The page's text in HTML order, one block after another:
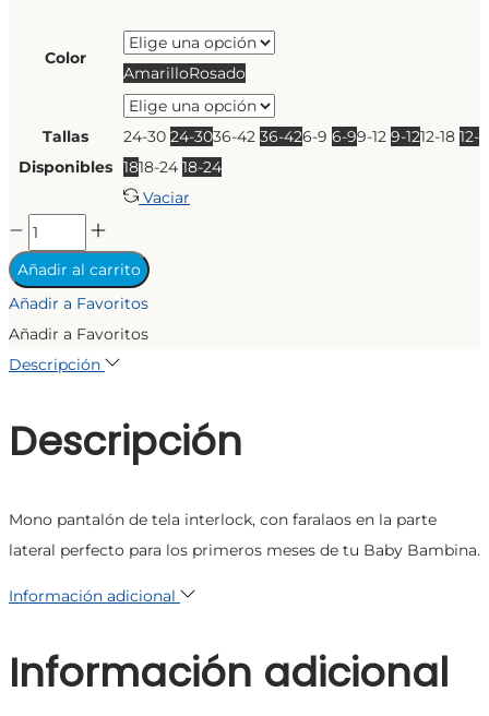
Color
AmarilloRosado
Tallas
Disponibles
24-30 24-3036-42 36-426-9 6-99-12 9-1212-18 12-
1818-24 18-24
Vaciar
LEGGINS
GOOD
VIBES
Añadir al carrito
Añadir a Favoritos
Añadir a Favoritos
Descripción
Descripción
Mono pantalón de tela interlock, con faralaos en la parte
lateral perfecto para los primeros meses de tu Baby Bambina.
Información adicional
Información adicional